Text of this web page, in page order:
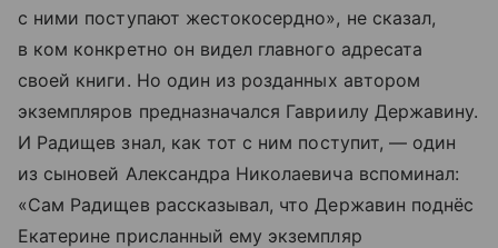
с ними поступают жестокосердно», не сказал,
в ком конкретно он видел главного адресата
своей книги. Но один из розданных автором
экземпляров предназначался Гавриилу Державину.
И Радищев знал, как тот с ним поступит, — один
из сыновей Александра Николаевича вспоминал:
«Сам Радищев рассказывал, что Державин поднёс
Екатерине присланный ему экземпляр